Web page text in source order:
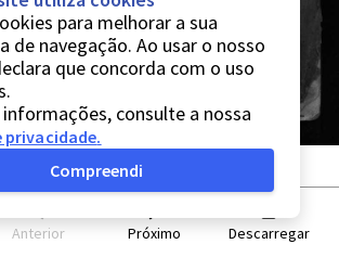
Anterior Próximo Descarregar
para melhorar a sua
de navegação. Ao usar o nosso
que concorda com o uso
informações, consulte a nossa
privacidade.
Compreendi